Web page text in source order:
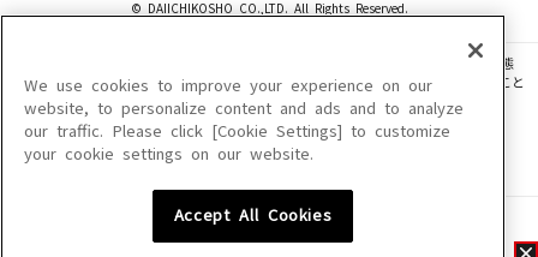
© DAIICHIKOSHO CO.,LTD. All Rights Reserved.
このサイトに掲載されている一切の文章・画像・写真・動画・音声等を、手段や形態
を問わず、著作権法の定める範囲を超えて無断で複製、転載、ファイル化などすること
を禁じます。
楽曲及びコンテンツは、機種によりご利用いただけない場合があります。
楽曲及びコンテンツの配信日、配信内容が変更になる場合があります。
We use cookies to improve your experience on our
website, to personalize content and ads and to analyze
our traffic. Please click [Cookie Settings] to customize
your cookie settings on our website.
Accept All Cookies